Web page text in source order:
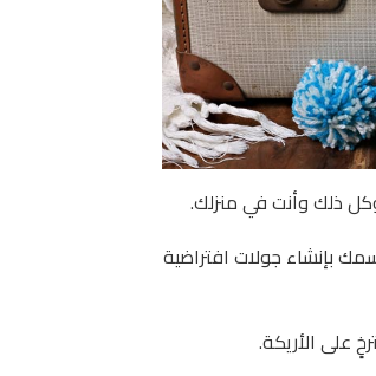
ذلك وأنت في منزلك.
بإنشاء جولات افتراضية
على الأريكة.